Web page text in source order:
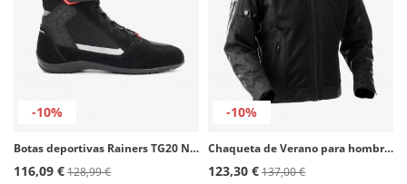
-10%
Botas deportivas Rainers TG20 Negro
116,09 €128,99 €
-10%
Chaqueta de Verano para hombre Rainers Riverside negro
123,30 €137,00 €